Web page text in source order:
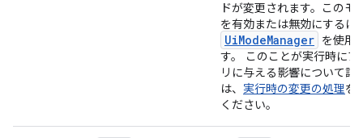
ドが変更されます。このモ
を有効または無効にするに
UiModeManager を使用
す。 このことが実行時にア
リに与える影響について詳
は、 実行時の変更の処理を
ください。